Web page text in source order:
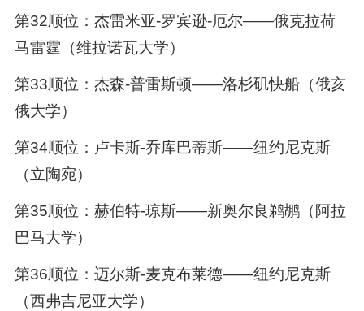
第32顺位：杰雷米亚-罗宾逊-厄尔——俄克拉荷
马雷霆（维拉诺瓦大学）
第33顺位：杰森-普雷斯顿——洛杉矶快船（俄亥
俄大学）
第34顺位：卢卡斯-乔库巴蒂斯——纽约尼克斯
（立陶宛）
第35顺位：赫伯特-琼斯——新奥尔良鹈鹕（阿拉
巴马大学）
第36顺位：迈尔斯-麦克布莱德——纽约尼克斯
（西弗吉尼亚大学）